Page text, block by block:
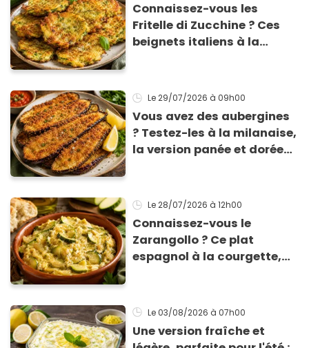
Connaissez-vous les
Fritelle di Zucchine ? Ces
beignets italiens à la
Le 29/07/2026 à 09h00
Vous avez des aubergines
? Testez-les à la milanaise,
la version panée et dorée
Le 28/07/2026 à 12h00
Connaissez-vous le
Zarangollo ? Ce plat
espagnol à la courgette,
Le 03/08/2026 à 07h00
Une version fraîche et